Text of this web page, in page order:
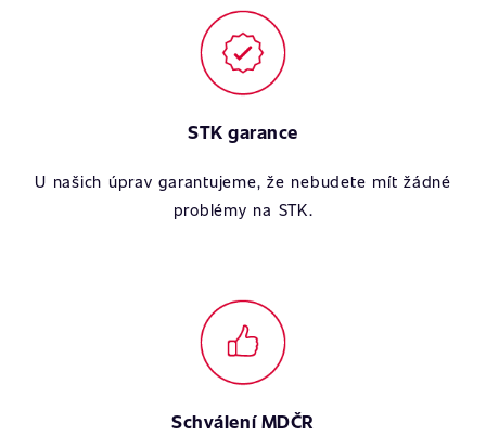
STK garance
U našich úprav garantujeme, že nebudete mít žádné
problémy na STK.
Schválení MDČR